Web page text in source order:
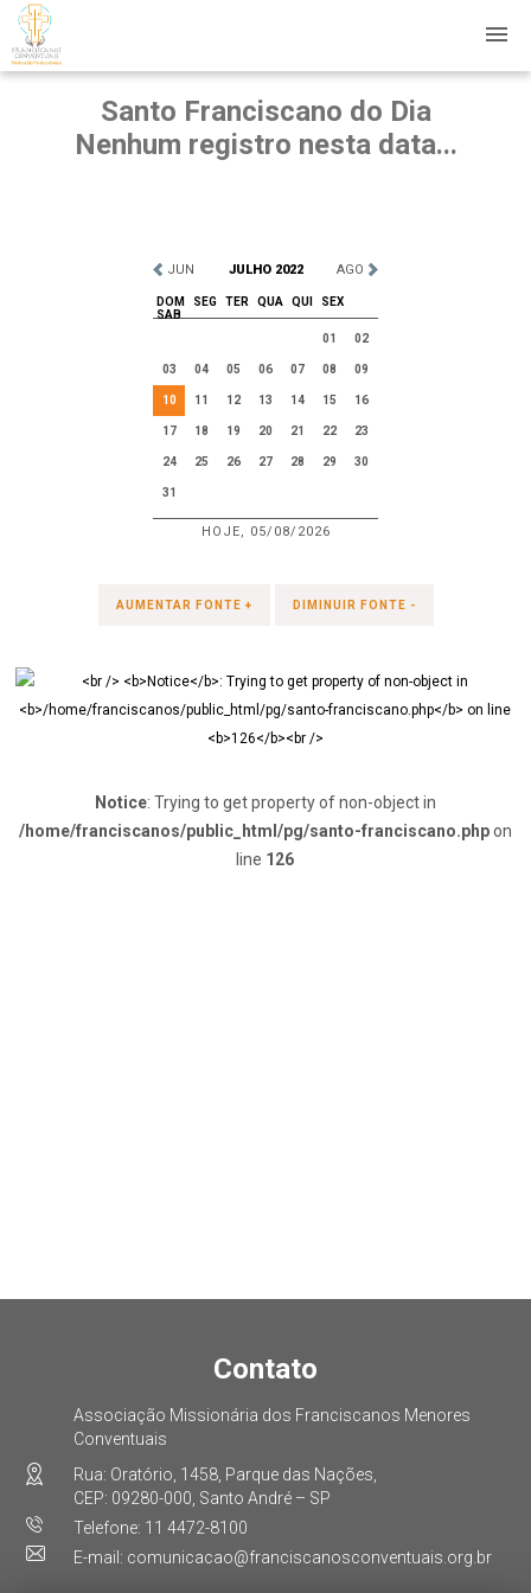
Santo Franciscano do Dia
Nenhum registro nesta data...
JUN JULHO 2022 AGO
DOM SEG TER QUA QUI
SEX
SAB
01
02
03 04 05 06 07 08 09
10 11 12 13 14 15 16
17 18 19 20 21 22 23
24 25 26 27 28 29 30
31
HOJE, 05/08/2026
AUMENTAR FONTE + DIMINUIR FONTE -
Notice: Trying to get property of non-object in
/home/franciscanos/public_html/pg/santo-franciscano.phpon
line 126
Contato
Associação Missionária dos Franciscanos Menores
Conventuais
Rua: Oratório, 1458, Parque das Nações,
CEP: 09280-000, Santo André – SP
Telefone: 11 4472-8100
E-mail: comunicacao@franciscanosconventuais.org.br